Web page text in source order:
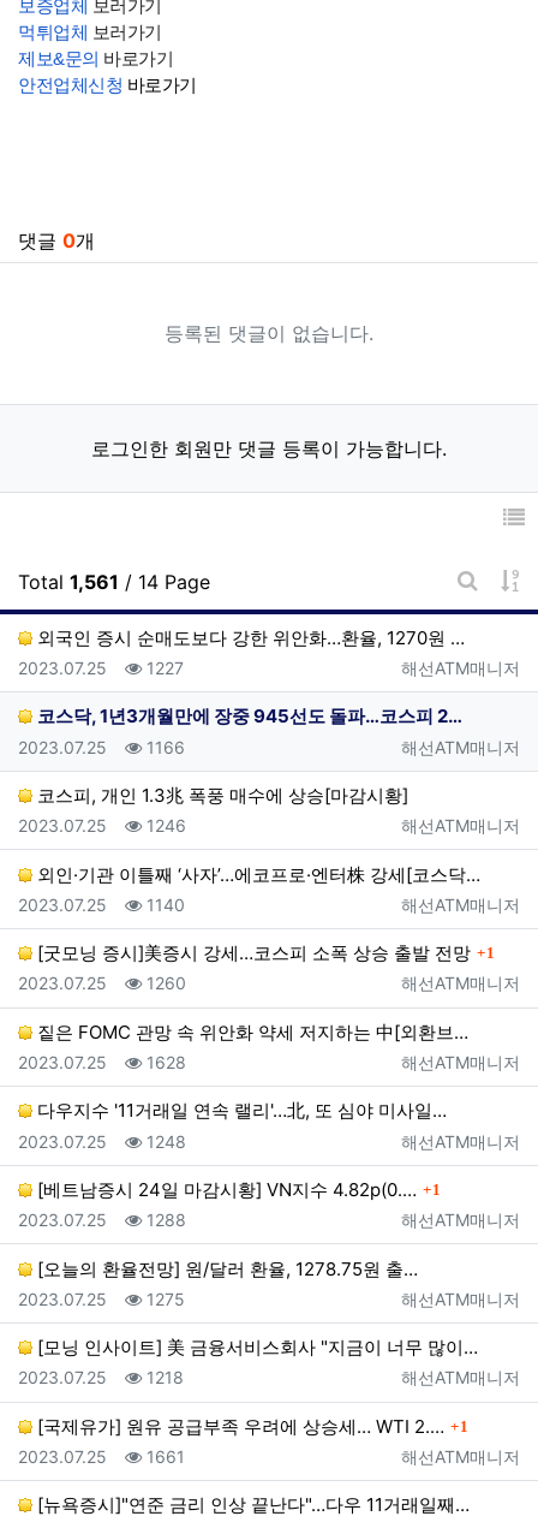
보증업체
보러가기
먹튀업체 보러가기
제보&문의 바로가기
안전업체신청 바로가기
댓글 0개
등록된 댓글이 없습니다.
로그인한 회원만 댓글 등록이 가능합니다.
Total 1,561 / 14 Page
게시판
외국인 증시 순매도보다 강한 위안화…환율, 1270원 …
등록자
해선ATM매니저
등록일
2023.07.25 조회
1227
코스닥, 1년3개월만에 장중 945선도 돌파…코스피 2…
등록자
해선ATM매니저
등록일
2023.07.25 조회
1166
코스피, 개인 1.3兆 폭풍 매수에 상승[마감시황]
등록자
해선ATM매니저
등록일
2023.07.25 조회
1246
외인·기관 이틀째 ‘사자’…에코프로·엔터株 강세[코스닥…
등록자
해선ATM매니저
등록일
2023.07.25 조회
1140
[굿모닝 증시]美증시 강세…코스피 소폭 상승 출발 전망 댓글
1
등록자
해선ATM매니저
등록일
2023.07.25 조회
1260
짙은 FOMC 관망 속 위안화 약세 저지하는 中[외환브…
등록자
해선ATM매니저
등록일
2023.07.25 조회
1628
다우지수 '11거래일 연속 랠리'…北, 또 심야 미사일…
등록자
해선ATM매니저
등록일
2023.07.25 조회
1248
[베트남증시 24일 마감시황] VN지수 4.82p(0.… 댓글
1
등록자
해선ATM매니저
등록일
2023.07.25 조회
1288
[오늘의 환율전망] 원/달러 환율, 1278.75원 출…
등록자
해선ATM매니저
등록일
2023.07.25 조회
1275
[모닝 인사이트] 美 금융서비스회사 "지금이 너무 많이…
등록자
해선ATM매니저
등록일
2023.07.25 조회
1218
[국제유가] 원유 공급부족 우려에 상승세… WTI 2.… 댓글
1
등록자
해선ATM매니저
등록일
2023.07.25 조회
1661
[뉴욕증시]"연준 금리 인상 끝난다"…다우 11거래일째…